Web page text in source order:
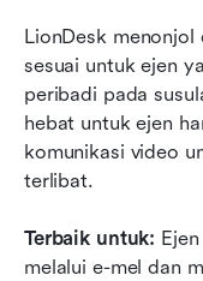
LionDesk
sesuai untuk ejen
peribadi pada
hebat untuk ejen
komunikasi video
terlibat.
Terbaik untuk:
melalui e-mel dan